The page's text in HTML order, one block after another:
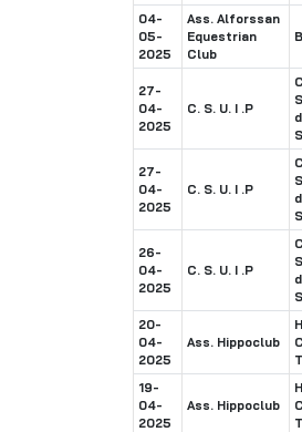
04-
05-
2025
Ass. Alforssan
Equestrian
Club
27-
04-
2025
C. S. U. I .P
27-
04-
2025
C. S. U. I .P
26-
04-
2025
C. S. U. I .P
20-
04-
2025
Ass. Hippoclub
19-
04-
2025
Ass. Hippoclub